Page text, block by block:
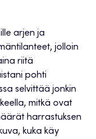
arjen ja
jolloin
riitä
pohti
selvittää jonkin
mitkä ovat
harrastuksen
kuka käy